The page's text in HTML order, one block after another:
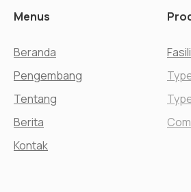
Menus
Beranda
Pengembang
Tentang
Berita
Kontak